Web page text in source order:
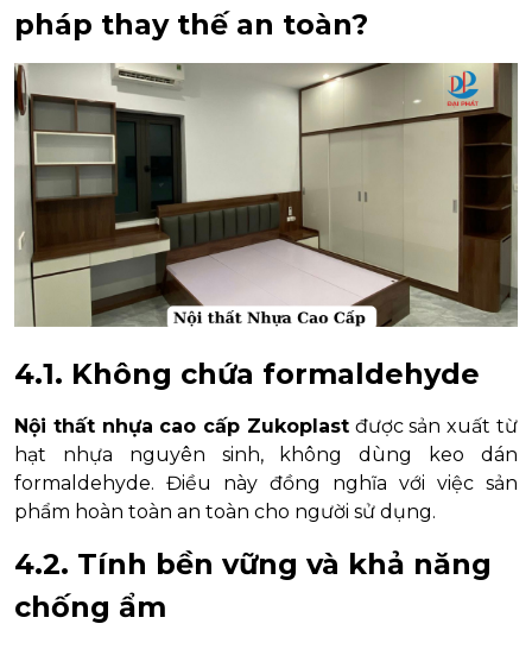
pháp thay thế an toàn?
4.1. Không chứa formaldehyde
Nội thất nhựa cao cấp Zukoplastđược sản xuất từ
hạt nhựa nguyên sinh, không dùng keo dán
formaldehyde. Điều này đồng nghĩa với việc sản
phẩm hoàn toàn an toàn cho người sử dụng.
4.2. Tính bền vững và khả năng
chống ẩm